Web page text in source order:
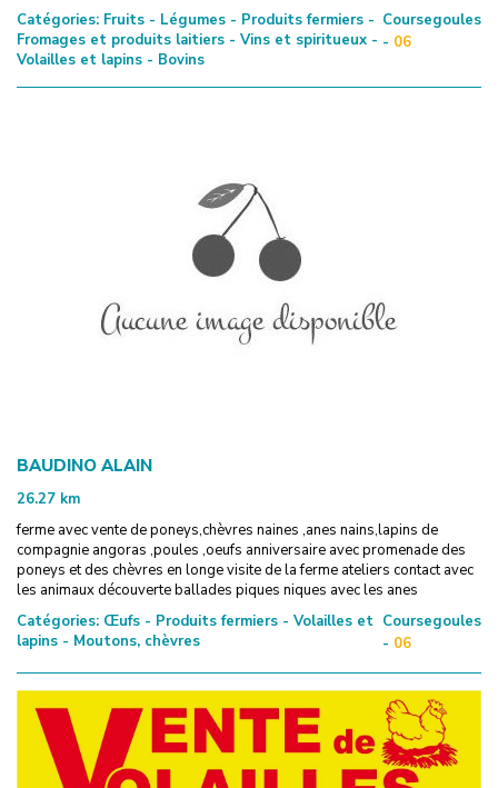
Catégories: Fruits - Légumes - Produits fermiers -
Fromages et produits laitiers - Vins et spiritueux -
Volailles et lapins - Bovins
Coursegoules
- 06
BAUDINO ALAIN
26.27 km
ferme avec vente de poneys,chèvres naines ,anes nains,lapins de
compagnie angoras ,poules ,oeufs anniversaire avec promenade des
poneys et des chèvres en longe visite de la ferme ateliers contact avec
les animaux découverte ballades piques niques avec les anes
Catégories: Œufs - Produits fermiers - Volailles et
lapins - Moutons, chèvres
Coursegoules
- 06